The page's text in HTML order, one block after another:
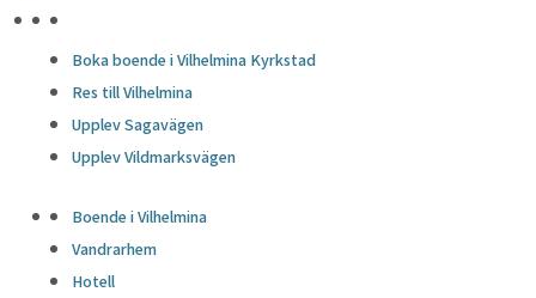
Boka boende i Vilhelmina Kyrkstad
Res till Vilhelmina
Upplev Sagavägen
Upplev Vildmarksvägen
Boende i Vilhelmina
Vandrarhem
Hotell